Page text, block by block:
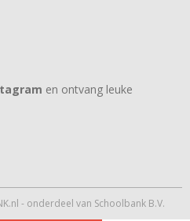
en ontvang leuke
- onderdeel van Schoolbank B.V.